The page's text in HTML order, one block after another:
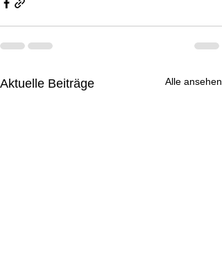
Aktuelle Beiträge Alle ansehen